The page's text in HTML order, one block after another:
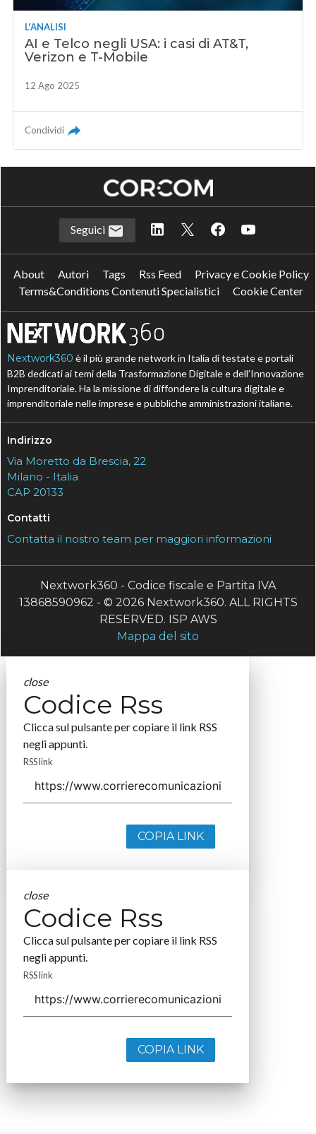
L'ANALISI
AI e Telco negli USA: i casi di AT&T,
Verizon e T-Mobile
12 Ago 2025
Condividi
Seguici
About Autori Tags Rss Feed
Privacy e Cookie Policy
Terms&Conditions Contenuti Specialistici
Cookie Center
Nextwork360 è il più grande network in Italia di testate e portali
B2B dedicati ai temi della Trasformazione Digitale e dell’Innovazione
Imprenditoriale. Ha la missione di diffondere la cultura digitale e
imprenditoriale nelle imprese e pubbliche amministrazioni italiane.
Indirizzo
Via Moretto da Brescia, 22
Milano - Italia
CAP 20133
Contatti
Contatta il nostro team per maggiori informazioni
Nextwork360 - Codice fiscale e Partita IVA
13868590962 - © 2026 Nextwork360. ALL RIGHTS
RESERVED. ISP AWS
Mappa del sito
close
Codice Rss
Clicca sul pulsante per copiare il link RSS
negli appunti.
RSS link
COPIA LINK
close
Codice Rss
Clicca sul pulsante per copiare il link RSS
negli appunti.
RSS link
COPIA LINK